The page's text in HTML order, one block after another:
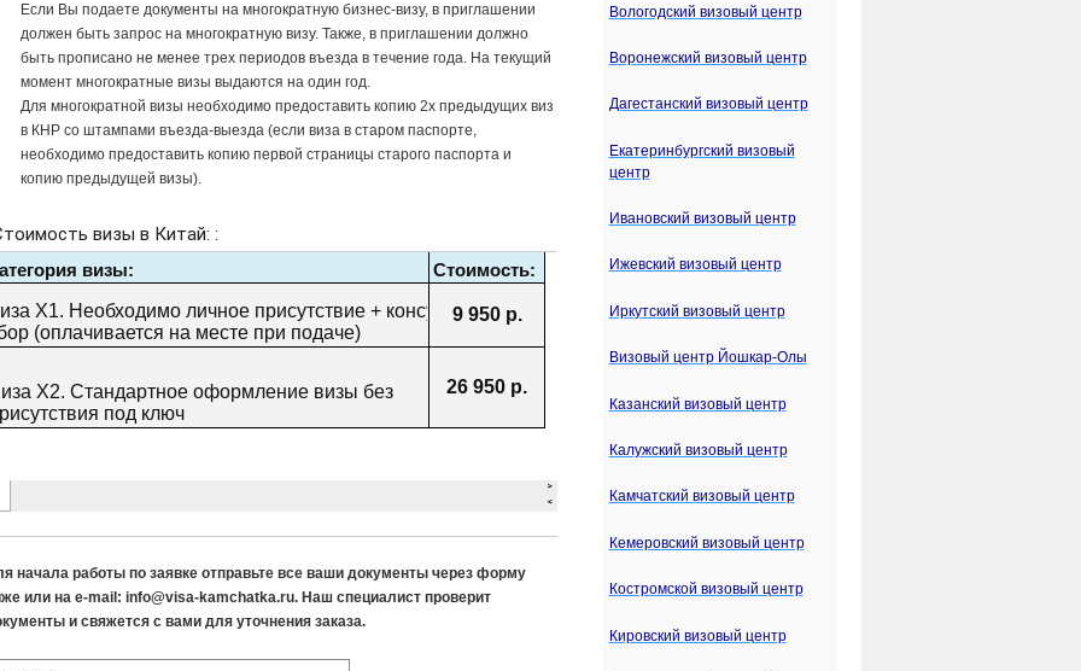
Если Вы подаете документы на многократную бизнес-визу, в приглашении
должен быть запрос на многократную визу. Также, в приглашении должно
быть прописано не менее трех периодов въезда в течение года. На текущий
момент многократные визы выдаются на один год.
Для многократной визы необходимо предоставить копию 2х предыдущих виз
в КНР со штампами въезда-выезда (если виза в старом паспорте,
необходимо предоставить копию первой страницы старого паспорта и
копию предыдущей визы).
начала работы по заявке отправьте все ваши документы через форму
или на e-mail: info@visa-kamchatka.ru. Наш специалист проверит
и свяжется с вами для уточнения заказа.
Вологодский визовый центр
Воронежский визовый центр
Дагестанский визовый центр
Екатеринбургский визовый
центр
Ивановский визовый центр
Ижевский визовый центр
Иркутский визовый центр
Визовый центр Йошкар-Олы
Казанский визовый центр
Калужский визовый центр
Камчатский визовый центр
Кемеровский визовый центр
Костромской визовый центр
Кировский визовый центр